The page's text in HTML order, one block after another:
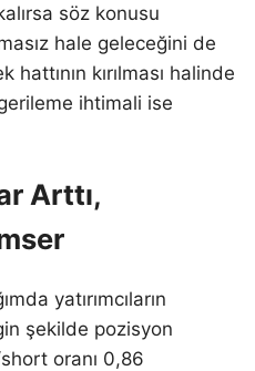
söz konusu
hale geleceğini de
kırılması halinde
ihtimali ise
Arttı,
yatırımcıların
şekilde pozisyon
oranı 0,86